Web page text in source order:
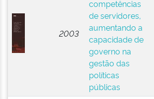
2003
competências
de servidores,
aumentando a
capacidade de
governo na
gestão das
políticas
públicas